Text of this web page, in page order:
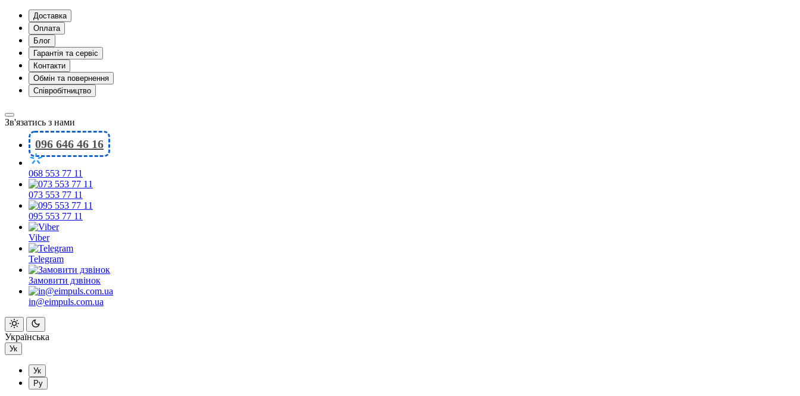
Доставка
Оплата
Блог
Гарантія та сервіс
Контакти
Обмін та повернення
Співробітництво
Зв'язатись з нами
096 646 46 16
068 553 77 11
073 553 77 11
095 553 77 11
Viber
Telegram
Замовити дзвінок
in@eimpuls.com.ua
Українська
Ук
Ук
Ру